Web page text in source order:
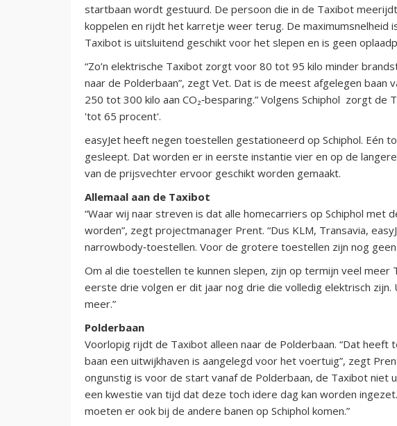
startbaan wordt gestuurd. De persoon die in de Taxibot
koppelen en rijdt het karretje weer terug. De maximumsnelheid
Taxibot is uitsluitend geschikt voor het slepen en is geen
“Zo’n elektrische Taxibot zorgt voor 80 tot 95 kilo minder
naar de Polderbaan”, zegt Vet. Dat is de meest afgelegen baan
250 tot 300 kilo aan CO₂‑besparing.” Volgens Schiphol zorgt
'tot 65 procent'.
easyJet heeft negen toestellen gestationeerd op Schiphol. Eén
gesleept. Dat worden er in eerste instantie vier en op de
van de prijsvechter ervoor geschikt worden gemaakt.
Allemaal aan de Taxibot
“Waar wij naar streven is dat alle homecarriers op Schiphol met
worden”, zegt projectmanager Prent. “Dus KLM, Transavia,
narrowbody‑toestellen. Voor de grotere toestellen zijn nog
Om al die toestellen te kunnen slepen, zijn op termijn veel meer
eerste drie volgen er dit jaar nog drie die volledig elektrisch
meer.”
Polderbaan
Voorlopig rijdt de Taxibot alleen naar de Polderbaan. “Dat heeft
baan een uitwijkhaven is aangelegd voor het voertuig”, zegt
ongunstig is voor de start vanaf de Polderbaan, de Taxibot niet
een kwestie van tijd dat deze toch idere dag kan worden
moeten er ook bij de andere banen op Schiphol komen.”